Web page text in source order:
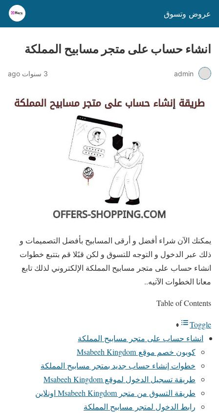
عروض وتسوق
انشاء حساب على متجر مسابيح المملكة
admin 3 سنوات ago
يمكنك الآن شراء أفضل و أرقى المسابيح بأفضل التصميمات و
ذلك عبر الدخول و التوجه للتسوق و لكن قبًلا قم بتتبع خطوات
انشاء حساب على متجر مسابيح المملكة الإلكتروني لذلك تابع
معانا الخطوات الآتيه..
Table of Contents
Toggle
انشاء حساب على متجر مسابيح المملكة
كوبون خصم موقع Msabeeh Kingdom
خطوات إنشاء حساب جديد بمتجر مسابيح المملكة
طريقة تسجيل الدخول لموقع Msabeeh Kingdom
طريقة التسوق من متجر Msabeeh Kingdom اونلاين
رابط الدخول لمتجر مسابيح المملكة